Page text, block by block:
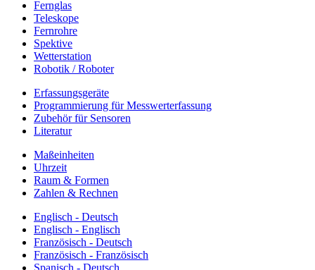
Fernglas
Teleskope
Fernrohre
Spektive
Wetterstation
Robotik / Roboter
Erfassungsgeräte
Programmierung für Messwerterfassung
Zubehör für Sensoren
Literatur
Maßeinheiten
Uhrzeit
Raum & Formen
Zahlen & Rechnen
Englisch - Deutsch
Englisch - Englisch
Französisch - Deutsch
Französisch - Französisch
Spanisch - Deutsch